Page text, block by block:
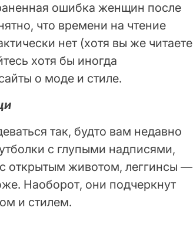
ошибка женщин после
что времени на чтение
нет (хотя вы же читаете
хотя бы иногда
о моде и стиле.
так, будто вам недавно
с глупыми надписями,
открытым животом, леггинсы —
Наоборот, они подчеркнут
и стилем.